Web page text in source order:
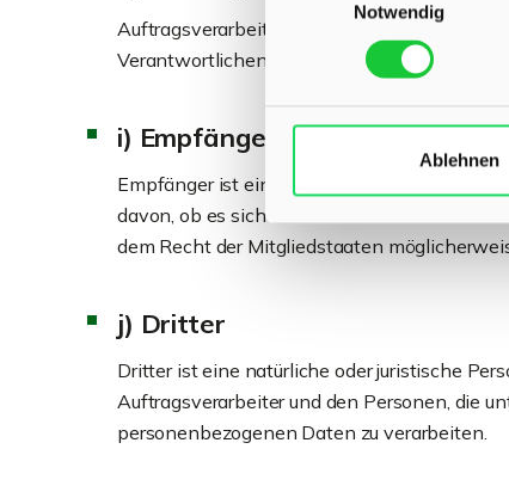
Notwendig
Ablehnen
Auftragsverarbeiter ist eine natürliche oder
Verantwortlichen verarbeitet.
i) Empfänger
Empfänger ist eine natürliche oder
davon, ob es sich bei ihr um einen Dritten
dem Recht der Mitgliedstaaten
j) Dritter
Dritter ist eine natürliche oder juristische
Auftragsverarbeiter und den Personen, die
personenbezogenen Daten zu verarbeiten.